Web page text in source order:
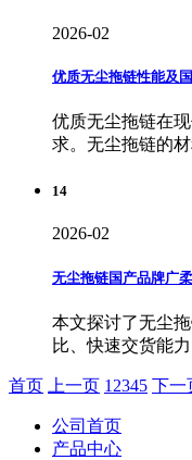
2026-02
优质无尘拖链性能及
优质无尘拖链在
求。无尘拖链的
14
2026-02
无尘拖链国产品牌广
本文探讨了无尘
比、快速交货能
首页 上一页 1 2345 下一
公司首页
产品中心